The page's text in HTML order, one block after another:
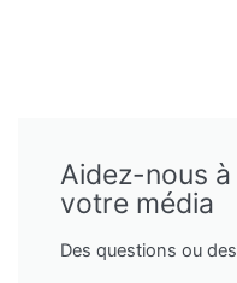
Aidez-nous
votre média
Des questions ou